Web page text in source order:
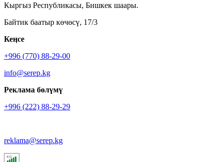
Кыргыз Республикасы, Бишкек шаары.
Байтик баатыр көчөсү, 17/3
Кеӊсе
+996 (770) 88-29-00
info@serep.kg
Реклама бөлүмү
+996 (222) 88-29-29
reklama@serep.kg